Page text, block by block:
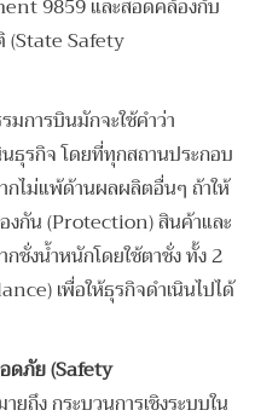
9859 และสอดคล้องกับ
(State Safety
มการบินมักจะใช้คำว่า
ธุรกิจ โดยที่ทุกสถานประกอบ
กไม่แพ้ด้านผลผลิตอื่นๆ ถ้าให้
งกัน (Protection) สินค้าและ
งน้ำหนักโดยใช้ตาชั่ง ทั้ง 2
เพื่อให้ธุรกิจดำเนินไปได้
ดภัย (Safety
ยถึง กระบวนการเชิงระบบใน